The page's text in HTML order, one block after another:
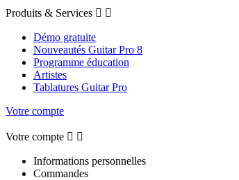
Produits & Services  
Démo gratuite
Nouveautés Guitar Pro 8
Programme éducation
Artistes
Tablatures Guitar Pro
Votre compte
Votre compte  
Informations personnelles
Commandes